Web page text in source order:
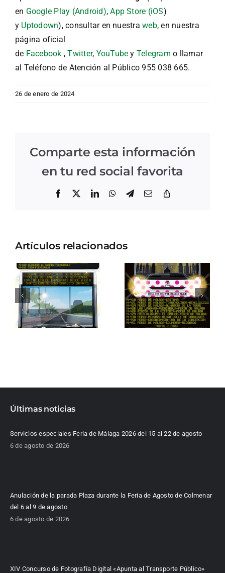
en Google Play (Android),App Store (iOS)
y Uptodown), consultar en nuestraweb, en nuestra
página oficial
de Facebook ,Twitter, YouTube y Telegramo llamar
al Teléfono de Atención al Público 955 038 665.
26 de enero de 2024
Comparte esta información
en tu red social favorita
Facebook LinkedInWhatsApp
Telegram
Correo
Artículos relacionados
Últimas noticias
Servicios especiales Feria de Málaga 2026 del 15 al 22 de agosto
6 de agosto de 2026
Anulación de la parada Plaza durante la Feria de Agosto de Colmenar
del 6 al 9 de agosto
6 de agosto de 2026
XIV Concurso de Fotografía Digital «Apunta al Transporte Público»